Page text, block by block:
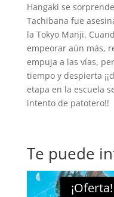
Hangaki se
Tachibana fue
la Tokyo Manji.
empeorar aún más,
empuja a las vías,
tiempo y despierta
etapa en la escuela
intento de patotero!!
Te puede
¡Oferta!